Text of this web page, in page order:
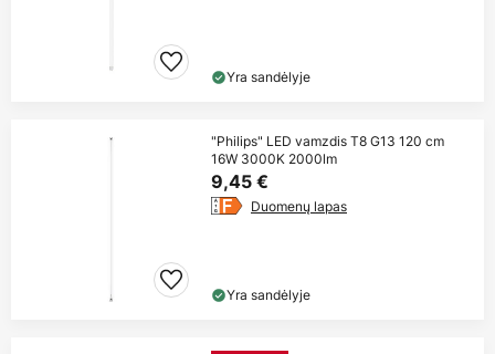
Yra sandėlyje
"Philips" LED vamzdis T8 G13 120 cm
16W 3000K 2000lm
9,45 €
Duomenų lapas
Yra sandėlyje